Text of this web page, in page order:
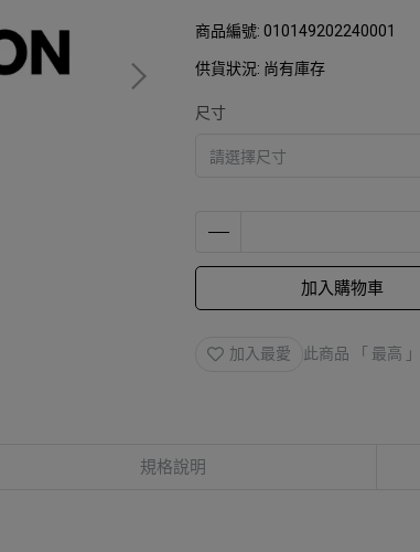
商品編號:010149202240001
供貨狀況: 尚有庫存
尺寸
加入購物車
加入最愛 此商品 「 最高
規格說明